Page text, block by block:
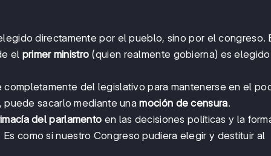
directamente por el pueblo, sino por el congreso.
el primer ministro (quien realmente gobierna) es
del legislativo para mantenerse en el
puede sacarlo mediante unamoción de censura.
del parlamento en las decisiones políticas y la
Es como si nuestro Congreso pudiera elegir y destituir al